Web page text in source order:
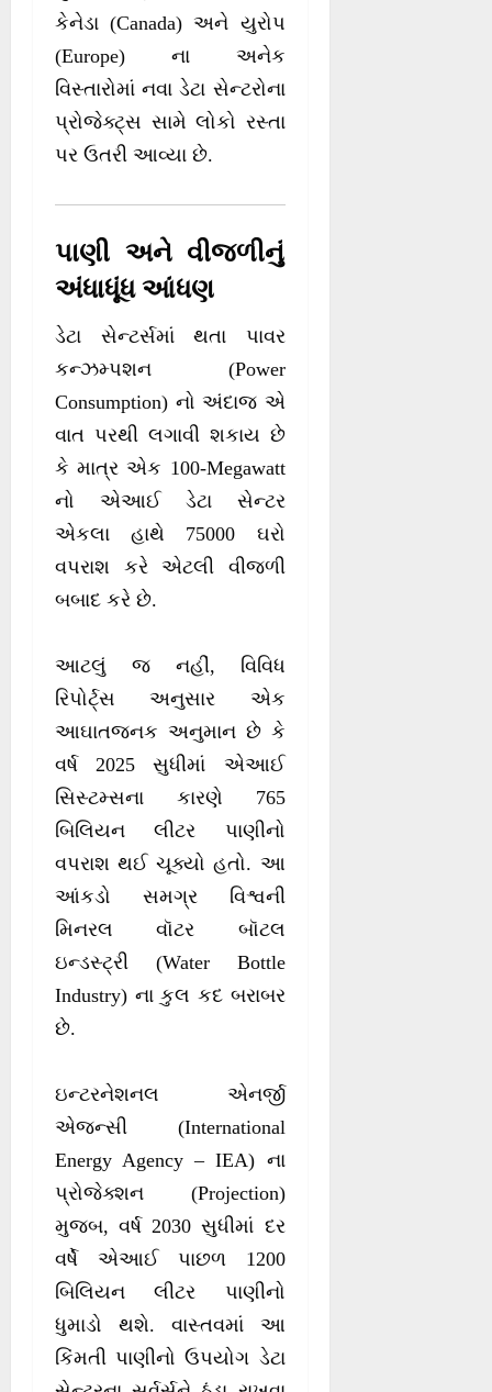
કેનેડા (Canada) અને યુરોપ
(Europe) ના અનેક
વિસ્તારોમાં નવા ડેટા સેન્ટરોના
પ્રોજેક્ટ્સ સામે લોકો રસ્તા
પર ઉતરી આવ્યા છે.
પાણી અને વીજળીનું
અંધાધૂંધ આંધણ
ડેટા સેન્ટર્સમાં થતા પાવર
કન્ઝમ્પશન (Power
Consumption) નો અંદાજ એ
વાત પરથી લગાવી શકાય છે
કે માત્ર એક 100-Megawatt
નો એઆઈ ડેટા સેન્ટર
એકલા હાથે 75000 ઘરો
વપરાશ કરે એટલી વીજળી
બબાદ કરે છે.
આટલું જ નહીં, વિવિધ
રિપોર્ટ્સ અનુસાર એક
આઘાતજનક અનુમાન છે કે
વર્ષ 2025 સુધીમાં એઆઈ
સિસ્ટમ્સના કારણે 765
બિલિયન લીટર પાણીનો
વપરાશ થઈ ચૂક્યો હતો. આ
આંકડો સમગ્ર વિશ્વની
મિનરલ વૉટર બૉટલ
ઇન્ડસ્ટ્રી (Water Bottle
Industry) ના કુલ કદ બરાબર
છે.
ઇન્ટરનેશનલ એનર્જી
એજન્સી (International
Energy Agency – IEA) ના
પ્રોજેક્શન (Projection)
મુજબ, વર્ષ 2030 સુધીમાં દર
વર્ષે એઆઈ પાછળ 1200
બિલિયન લીટર પાણીનો
ધુમાડો થશે. વાસ્તવમાં આ
કિંમતી પાણીનો ઉપયોગ ડેટા